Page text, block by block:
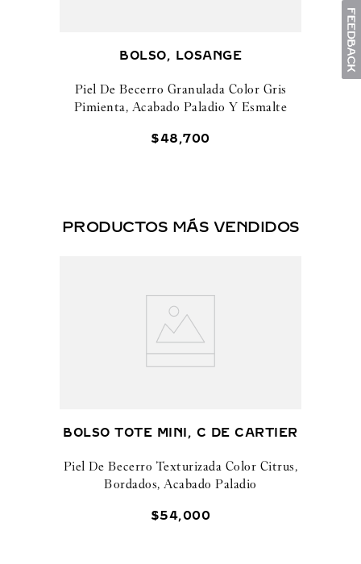
BOLSO, LOSANGE
Piel De Becerro Granulada Color Gris
Pimienta, Acabado Paladio Y Esmalte
$48,700
PRODUCTOS MÁS VENDIDOS
BOLSO TOTE MINI, C DE CARTIER
Piel De Becerro Texturizada Color Citrus,
Bordados, Acabado Paladio
$54,000